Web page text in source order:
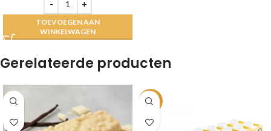
TOEVOEGEN AAN
WINKELWAGEN
Gerelateerde producten
-1%